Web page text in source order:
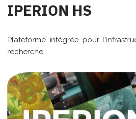
IPERION HS
Plateforme intégrée pour
recherche